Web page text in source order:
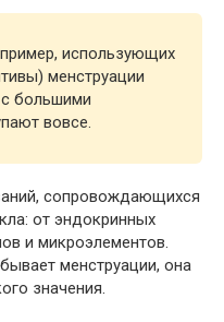
использующих
менструации
с большими
вовсе.
сопровождающихся
от эндокринных
и микроэлементов.
менструации, она
значения.